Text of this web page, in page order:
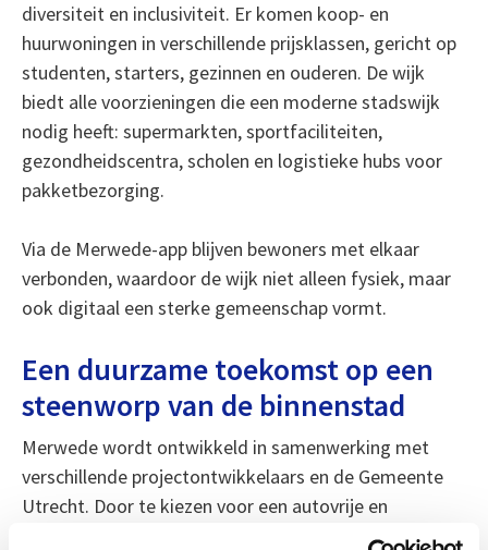
diversiteit en inclusiviteit. Er komen koop- en
huurwoningen in verschillende prijsklassen, gericht op
studenten, starters, gezinnen en ouderen. De wijk
biedt alle voorzieningen die een moderne stadswijk
nodig heeft: supermarkten, sportfaciliteiten,
gezondheidscentra, scholen en logistieke hubs voor
pakketbezorging.
Via de Merwede-app blijven bewoners met elkaar
verbonden, waardoor de wijk niet alleen fysiek, maar
ook digitaal een sterke gemeenschap vormt.
Een duurzame toekomst op een
steenworp van de binnenstad
Merwede wordt ontwikkeld in samenwerking met
verschillende projectontwikkelaars en de Gemeente
Utrecht. Door te kiezen voor een autovrije en
natuurinclusieve inrichting wordt het een innovatieve,